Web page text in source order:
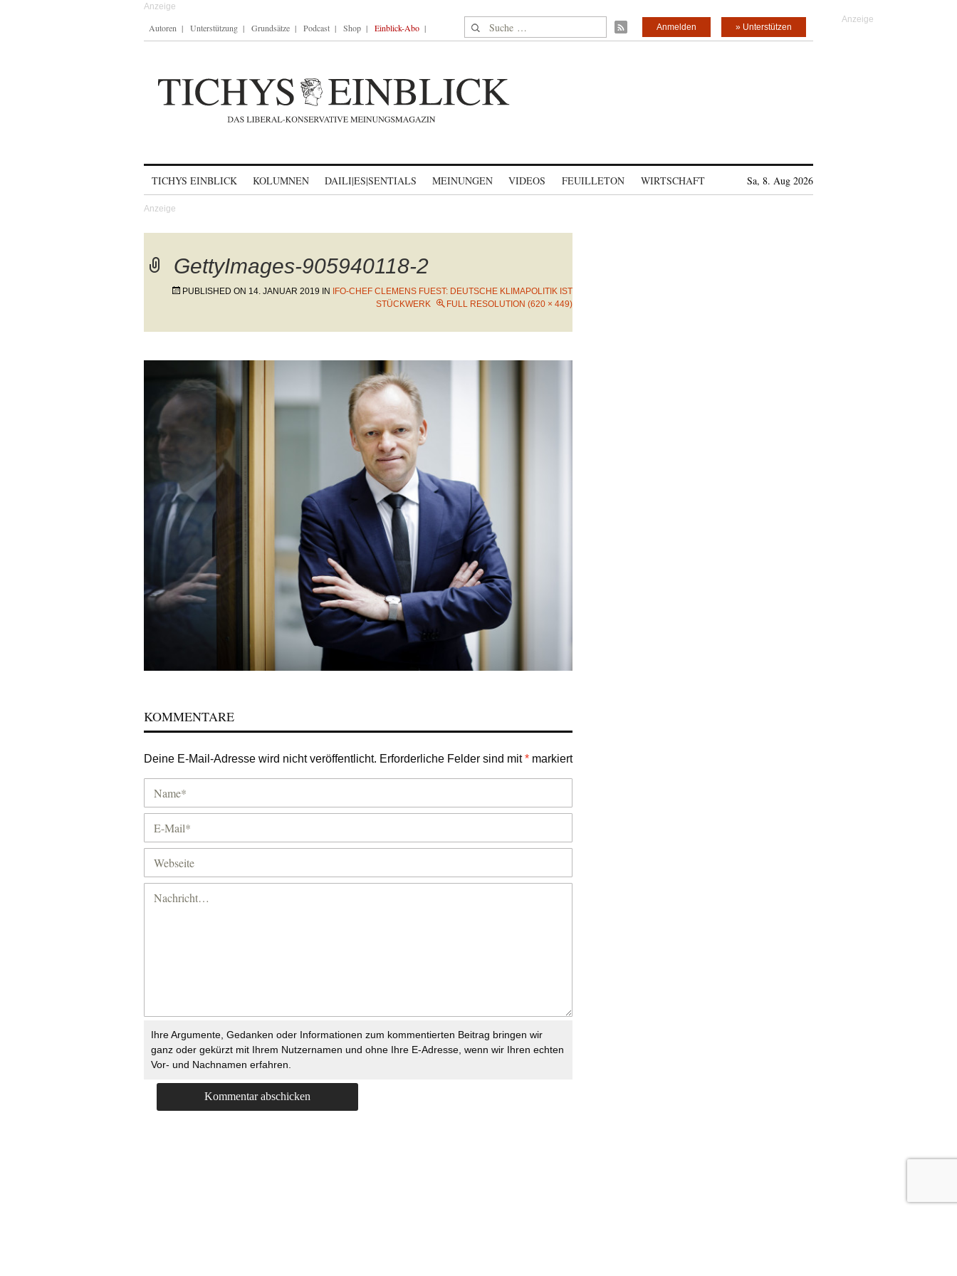
Autoren Unterstützung Grundsätze Podcast Shop Einblick-Abo Suche nach: » Unterstützen
Anmelden
TICHYS EINBLICK KOLUMNEN DAILI|ES|SENTIALS MEINUNGEN VIDEOS FEUILLETON WIRTSCHAFT Sa, 8. Aug 2026
GettyImages-905940118-2
PUBLISHED ON 14. JANUAR 2019 IN
IFO-CHEF CLEMENS FUEST: DEUTSCHE KLIMAPOLITIK IST
STÜCKWERK
FULL RESOLUTION (620 × 449)
KOMMENTARE
Deine E-Mail-Adresse wird nicht veröffentlicht. Erforderliche Felder sind mit* markiert
Ihre Argumente, Gedanken oder Informationen zum kommentierten Beitrag bringen wir
ganz oder gekürzt mit Ihrem Nutzernamen und ohne Ihre E-Adresse, wenn wir Ihren echten
Vor- und Nachnamen erfahren.